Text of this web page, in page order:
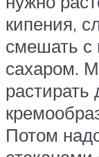
кипения,
смешать с
сахаром.
растирать
Потом